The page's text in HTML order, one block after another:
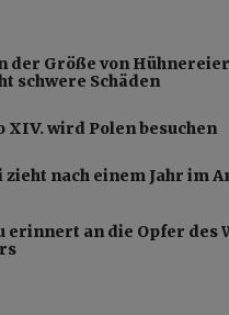
der Größe von
schwere Schäden
XIV. wird Polen besuchen
nach einem Jahr im
erinnert an die Opfer des